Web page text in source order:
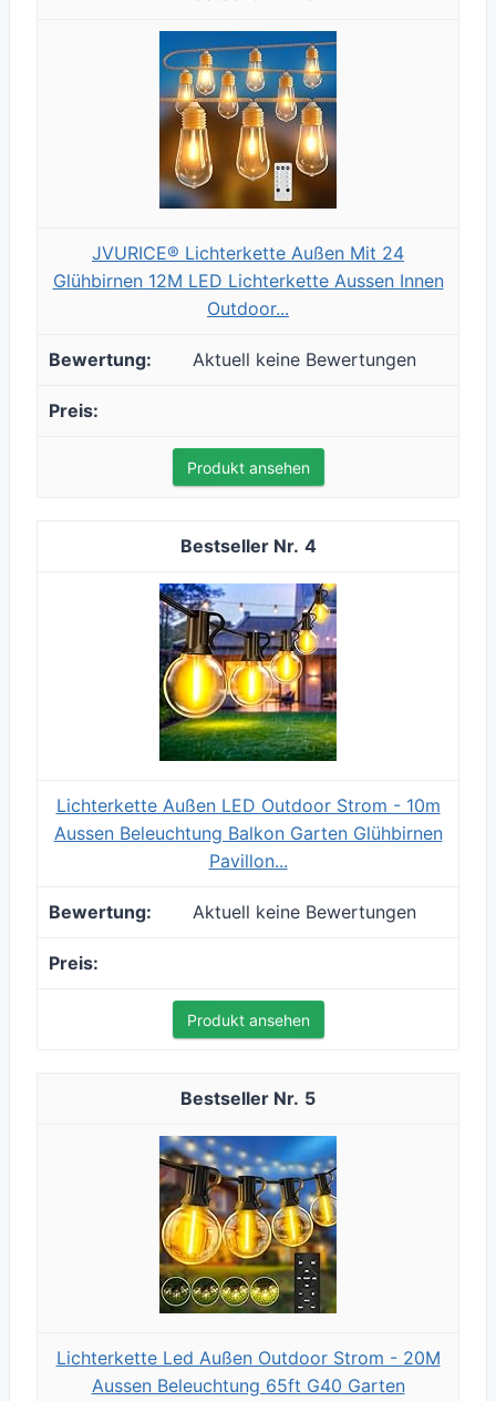
JVURICE® Lichterkette Außen Mit 24
Glühbirnen 12M LED Lichterkette Aussen Innen
Outdoor...
Aktuell keine Bewertungen
Produkt ansehen
4
Lichterkette Außen LED Outdoor Strom - 10m
Aussen Beleuchtung Balkon Garten Glühbirnen
Pavillon...
Aktuell keine Bewertungen
Produkt ansehen
5
Lichterkette Led Außen Outdoor Strom - 20M
Aussen Beleuchtung 65ft G40 Garten